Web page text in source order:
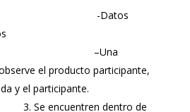
requeridos
el producto participante,
y el participante.
3. Se encuentren dentro de